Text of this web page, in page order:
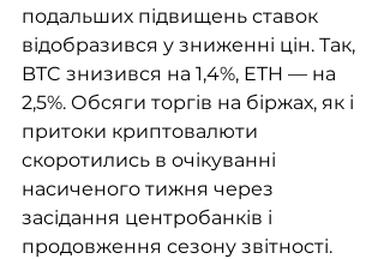
подальших підвищень ставок
відобразився у зниженні цін. Так,
BTC знизився на 1,4%, ETH — на
2,5%. Обсяги торгів на біржах, як і
притоки криптовалюти
скоротились в очікуванні
насиченого тижня через
засідання центробанків і
продовження сезону звітності.